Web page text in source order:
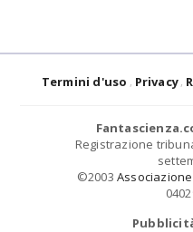
Termini d'uso Privacy
Registrazione
©2003